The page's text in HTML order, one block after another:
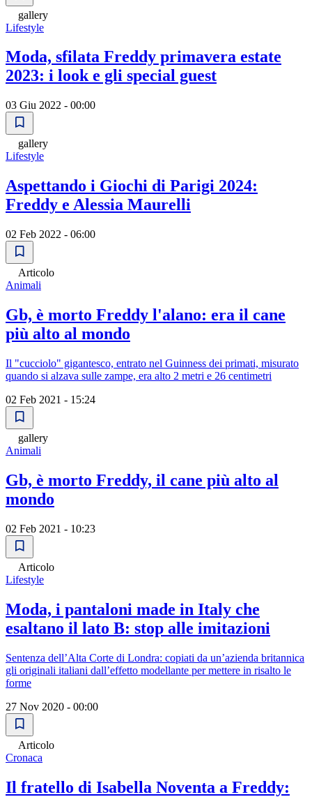
gallery
Lifestyle
Moda, sfilata Freddy primavera estate
2023: i look e gli special guest
03 Giu 2022 - 00:00
gallery
Lifestyle
Aspettando i Giochi di Parigi 2024:
Freddy e Alessia Maurelli
02 Feb 2022 - 06:00
Articolo
Animali
Gb, è morto Freddy l'alano: era il cane
più alto al mondo
Il "cucciolo" gigantesco, entrato nel Guinness dei primati, misurato
quando si alzava sulle zampe, era alto 2 metri e 26 centimetri
02 Feb 2021 - 15:24
gallery
Animali
Gb, è morto Freddy, il cane più alto al
mondo
02 Feb 2021 - 10:23
Articolo
Lifestyle
Moda, i pantaloni made in Italy che
esaltano il lato B: stop alle imitazioni
Sentenza dell’Alta Corte di Londra: copiati da un’azienda britannica
gli originali italiani dall’effetto modellante per mettere in risalto le
forme
27 Nov 2020 - 00:00
Articolo
Cronaca
Il fratello di Isabella Noventa a Freddy: